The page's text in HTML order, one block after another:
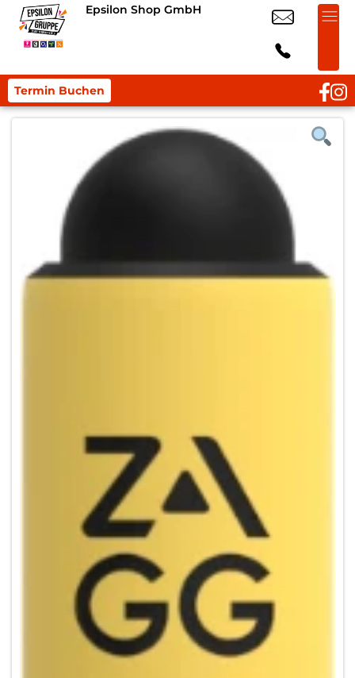
Epsilon Shop GmbH
Termin Buchen